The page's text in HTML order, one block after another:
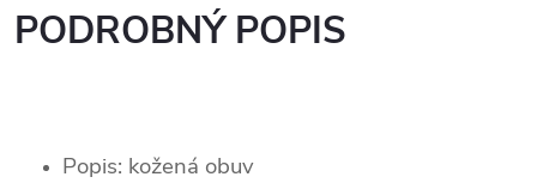
PODROBNÝ POPIS
Popis: kožená obuv